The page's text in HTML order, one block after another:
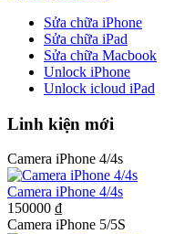
Sửa chữa iPhone
Sửa chữa iPad
Sửa chữa Macbook
Unlock iPhone
Unlock icloud iPad
Linh kiện mới
Camera iPhone 4/4s
Camera iPhone 4/4s
150000 ₫
Camera iPhone 5/5S